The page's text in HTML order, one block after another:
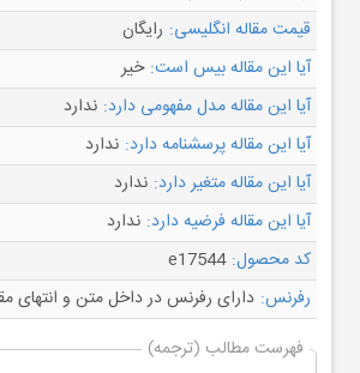
قیمت مقاله انگلیسی: رایگان
آیا این مقاله بیس است: خیر
آیا این مقاله مدل مفهومی دارد: ندارد
آیا این مقاله پرسشنامه دارد: ندارد
آیا این مقاله متغیر دارد: ندارد
آیا این مقاله فرضیه دارد: ندارد
کد محصول: e17544
رفرنس: دارای رفرنس در داخل متن و انتهای
فهرست مطالب (ترجمه)